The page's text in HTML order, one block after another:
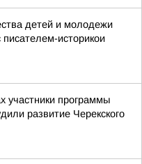
детей и молодежи
историкои
участники программы
развитие Черекского